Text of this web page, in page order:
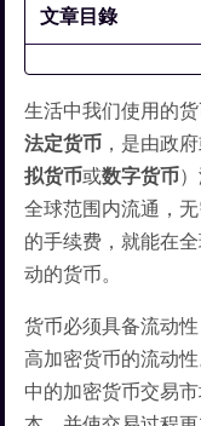
文章目錄
生活中我们使用的
法定货币 ，是由政
拟货币或数字货币
全球范围内流通，
的手续费，就能在
动的货币。
货币必须具备流动性
高加密货币的流动
中的加密货币交易